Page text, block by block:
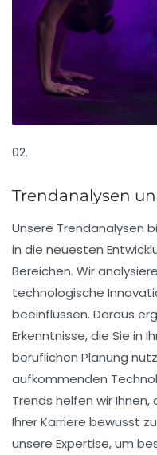
02.
Trendanalysen
Unsere Trendanalysen
in die neuesten
Bereichen. Wir
technologische
beeinflussen. Daraus
Erkenntnisse, die Sie in
beruflichen Planung
aufkommenden
Trends helfen wir Ihnen,
Ihrer Karriere bewusst
unsere Expertise, um